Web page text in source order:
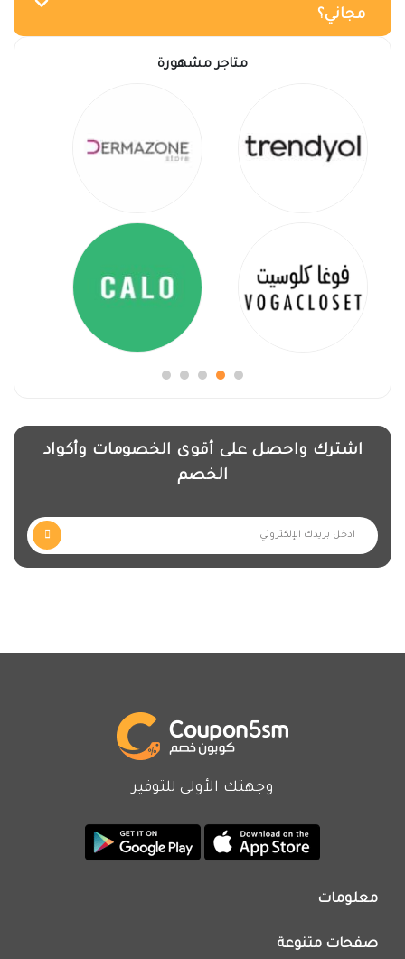
مجاني؟
متاجر مشهورة
اشترك واحصل على أقوى الخصومات وأكواد
الخصم
وجهتك الأولى للتوفير
معلومات
اتصل بنا
صفحات متنوعة